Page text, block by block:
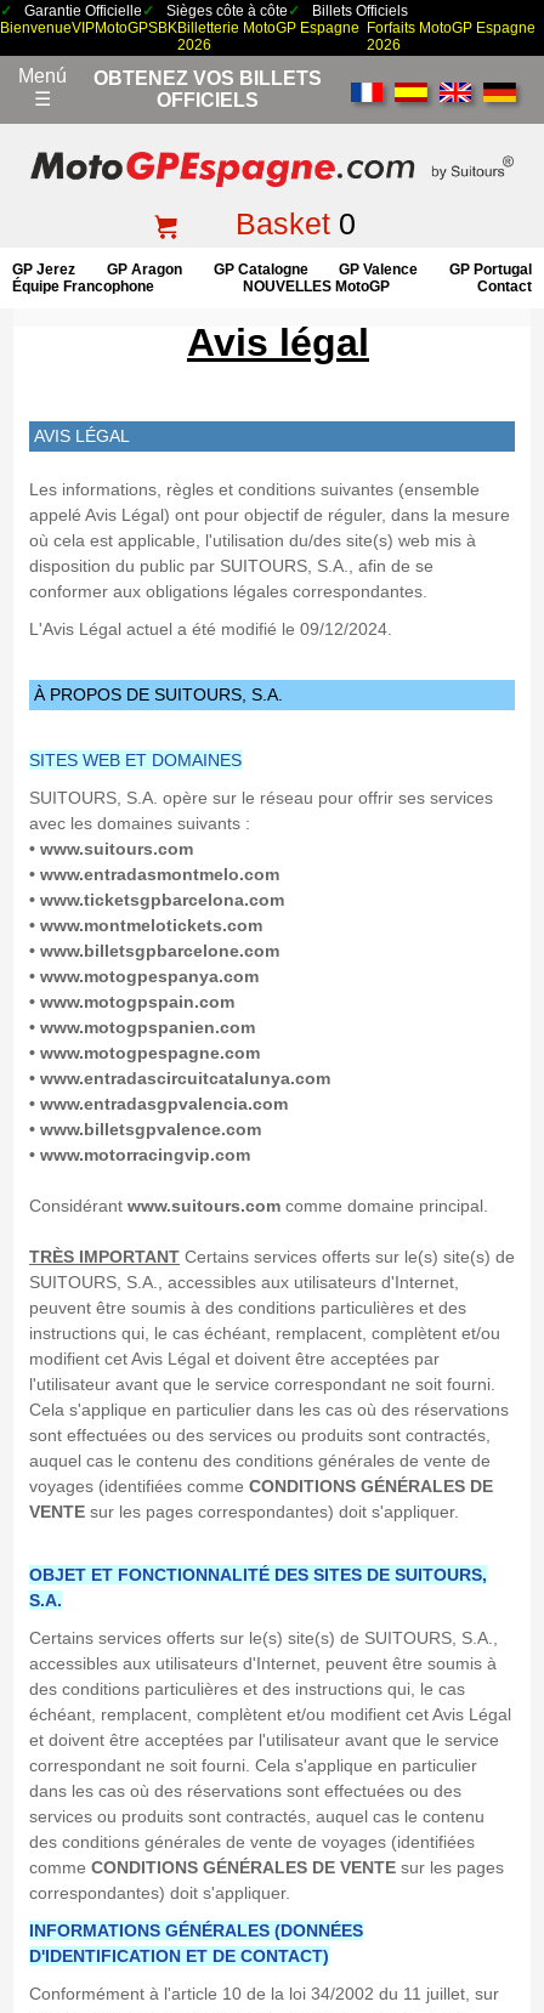
Garantie Officielle Sièges côte à côte
Billets Officiels
BienvenueVIPMotoGPSBKBilletterie MotoGP Espagne
2026
Forfaits MotoGP Espagne
2026
Menú
☰
OBTENEZ VOS BILLETS
OFFICIELS
Basket0
GP Jerez GP Aragon GP Catalogne GP Valence
GP Portugal
Équipe Francophone
NOUVELLES MotoGP Contact
Avis légal
AVIS LÉGAL
Les informations, règles et conditions suivantes (ensemble
appelé Avis Légal) ont pour objectif de réguler, dans la mesure
où cela est applicable, l'utilisation du/des site(s) web mis à
disposition du public par SUITOURS, S.A., afin de se
conformer aux obligations légales correspondantes.
L'Avis Légal actuel a été modifié le 09/12/2024.
À PROPOS DE SUITOURS, S.A.
SITES WEB ET DOMAINES
SUITOURS, S.A. opère sur le réseau pour offrir ses services
avec les domaines suivants :
• www.suitours.com
• www.entradasmontmelo.com
• www.ticketsgpbarcelona.com
• www.montmelotickets.com
• www.billetsgpbarcelone.com
• www.motogpespanya.com
• www.motogpspain.com
• www.motogpspanien.com
• www.motogpespagne.com
• www.entradascircuitcatalunya.com
• www.entradasgpvalencia.com
• www.billetsgpvalence.com
• www.motorracingvip.com
Considérant www.suitours.comcomme domaine principal.
TRÈS IMPORTANTCertains services offerts sur le(s) site(s) de
SUITOURS, S.A., accessibles aux utilisateurs d'Internet,
peuvent être soumis à des conditions particulières et des
instructions qui, le cas échéant, remplacent, complètent et/ou
modifient cet Avis Légal et doivent être acceptées par
l'utilisateur avant que le service correspondant ne soit fourni.
Cela s'applique en particulier dans les cas où des réservations
sont effectuées ou des services ou produits sont contractés,
auquel cas le contenu des conditions générales de vente de
voyages (identifiées comme CONDITIONS GÉNÉRALES DE
VENTE sur les pages correspondantes) doit s'appliquer.
OBJET ET FONCTIONNALITÉ DES SITES DE SUITOURS,
S.A.
Certains services offerts sur le(s) site(s) de SUITOURS, S.A.,
accessibles aux utilisateurs d'Internet, peuvent être soumis à
des conditions particulières et des instructions qui, le cas
échéant, remplacent, complètent et/ou modifient cet Avis Légal
et doivent être acceptées par l'utilisateur avant que le service
correspondant ne soit fourni. Cela s'applique en particulier
dans les cas où des réservations sont effectuées ou des
services ou produits sont contractés, auquel cas le contenu
des conditions générales de vente de voyages (identifiées
comme CONDITIONS GÉNÉRALES DE VENTE sur les pages
correspondantes) doit s'appliquer.
INFORMATIONS GÉNÉRALES (DONNÉES
D'IDENTIFICATION ET DE CONTACT)
Conformément à l'article 10 de la loi 34/2002 du 11 juillet, sur